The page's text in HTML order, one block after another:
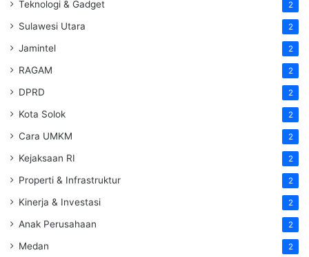
Teknologi & Gadget 2
Sulawesi Utara 2
Jamintel 2
RAGAM 2
DPRD 2
Kota Solok 2
Cara UMKM 2
Kejaksaan RI 2
Properti & Infrastruktur 2
Kinerja & Investasi 2
Anak Perusahaan 2
Medan 2